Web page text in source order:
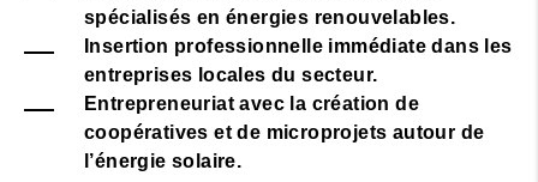
spécialisés en énergies renouvelables.
Insertion professionnelle immédiate dans les
entreprises locales du secteur.
Entrepreneuriat avec la création de
coopératives et de microprojets autour de
l’énergie solaire.